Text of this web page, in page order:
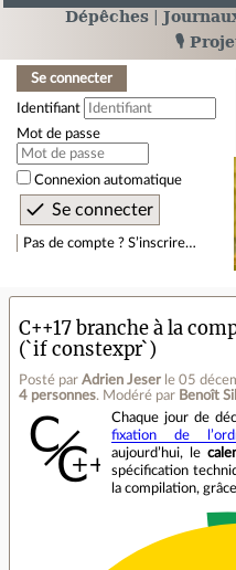
Dépêches
🎙️
Se connecter
Identifiant
Mot de passe
Connexion automatique
Pas de compte ? S’inscrire…
C++17 branche à la
(`if constexpr`)
Posté par Adrien Jeser le 05
4 personnes. Modéré par Benoît
Chaque jour de
fixation de
aujourd’hui, le
spécification
la compilation,